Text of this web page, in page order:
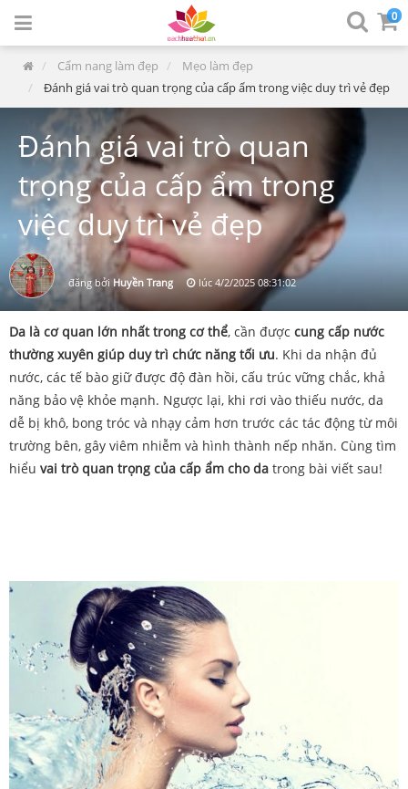
0
Cẩm nang làm đẹp
Mẹo làm đẹp
Đánh giá vai trò quan trọng của cấp ẩm trong việc duy trì vẻ đẹp
Đánh giá vai trò quan
trọng của cấp ẩm trong
việc duy trì vẻ đẹp
đăng bởi Huyền Trang lúc 4/2/2025 08:31:02
Da là cơ quan lớn nhất trong cơ thể, cần được cung cấp nước
thường xuyên giúp duy trì chức năng tối ưu. Khi da nhận đủ
nước, các tế bào giữ được độ đàn hồi, cấu trúc vững chắc, khả
năng bảo vệ khỏe mạnh. Ngược lại, khi rơi vào thiếu nước, da
dễ bị khô, bong tróc và nhạy cảm hơn trước các tác động từ môi
trường bên, gây viêm nhiễm và hình thành nếp nhăn. Cùng tìm
hiểu vai trò quan trọng của cấp ẩm cho da trong bài viết sau!